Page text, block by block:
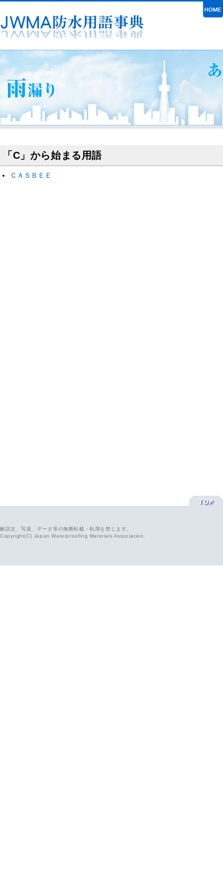
「C」から始まる用語
ＣＡＳＢＥＥ
解説文、写真、データ等の無断転載・転用を禁じます。
Copyright(C) Japan Waterproofing Materials Association.